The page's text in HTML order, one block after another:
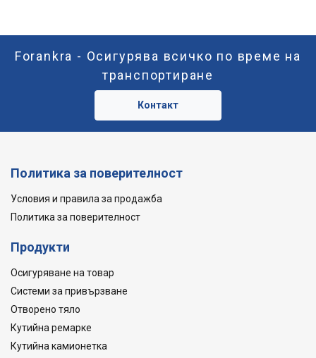
Forankra - Осигурява всичко по време на
транспортиране
Контакт
Политика за поверителност
Условия и правила за продажба
Политика за поверителност
Продукти
Осигуряване на товар
Системи за привързване
Отворено тяло
Кутийна ремарке
Кутийна камионетка